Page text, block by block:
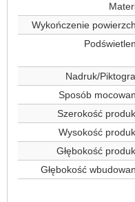
Wykończenie
Nadruk/
Sposób
Szerokość
Wysokość
Głębokość
Głębokość